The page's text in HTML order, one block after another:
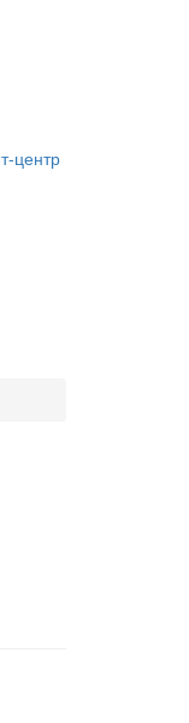
центр